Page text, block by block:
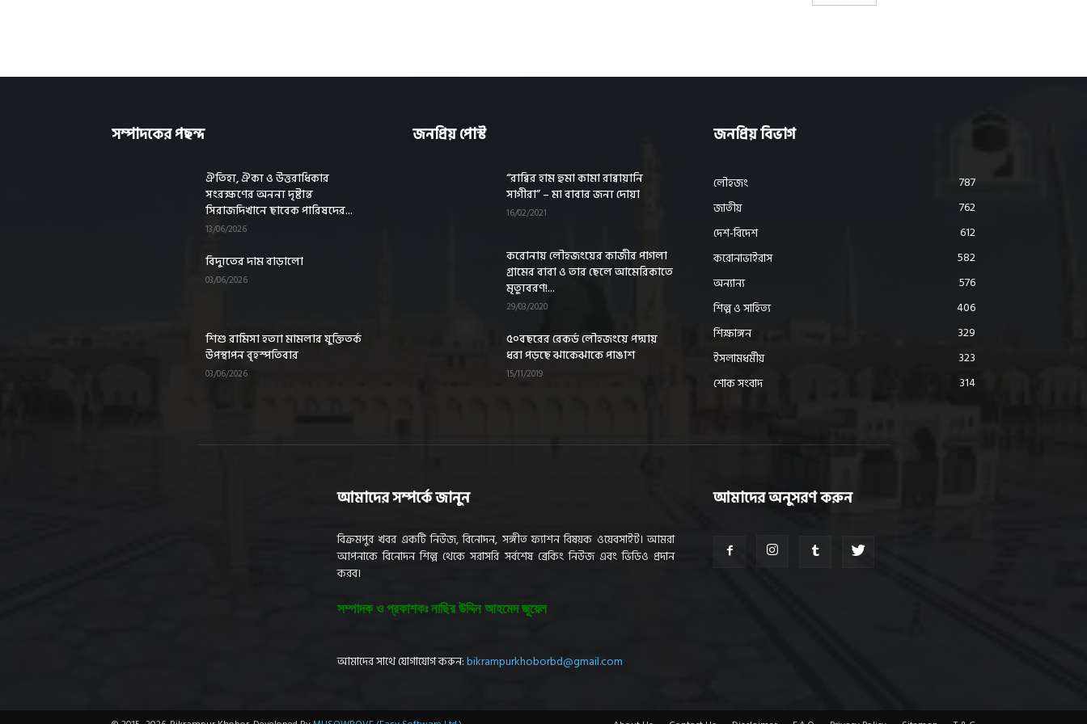
সম্পাদকের পছন্দ
ঐতিহ্য, ঐক্য ও উত্তরাধিকার
সংরক্ষণের অনন্য দৃষ্টান্ত
সিরাজদিখানে ছাবেক পারিষদের...
13/06/2026
বিদ্যুতের দাম বাড়ালো
03/06/2026
শিশু রামিসা হত্যা মামলার যুক্তিতর্ক
উপস্থাপন বৃহস্পতিবার
03/06/2026
জনপ্রিয় পোস্ট
“রাব্বির হাম হুমা কামা রাব্বায়ানি
সাগীরা” – মা বাবার জন্য দোয়া
16/02/2021
করোনায় লৌহজংয়ের কাজীর পাগলা
গ্রামের বাবা ও তার ছেলে আমেরিকাতে
মৃত্যুবরণ!...
29/03/2020
৫০বছরের রেকর্ড লৌহজংয়ে পদ্মায়
ধরা পড়ছে ঝাকেঝাকে পাঙাশ
15/11/2019
জনপ্রিয় বিভাগ
লৌহজং
787
জাতীয়
762
দেশ-বিদেশ
612
করোনাভাইরাস
582
অন্যান্য
576
শিল্প ও সাহিত্য
406
শিক্ষাঙ্গন
329
ইসলামধর্মীয়
323
শোক সংবাদ
314
আমাদের সম্পর্কে জানুন
বিক্রমপুর খবর একটি নিউজ, বিনোদন, সঙ্গীত ফ্যাশন বিষয়ক ওয়েবসাইট। আমরা
আপনাকে বিনোদন শিল্প থেকে সরাসরি সর্বশেষ ব্রেকিং নিউজ এবং ভিডিও প্রদান
করব।
সম্পাদক ও প্রকাশকঃ নাছির উদ্দিন আহমেদ জুয়েল
আমাদের সাথে যোগাযোগ করুন:bikrampurkhoborbd@gmail.com
আমাদের অনুসরণ করুন